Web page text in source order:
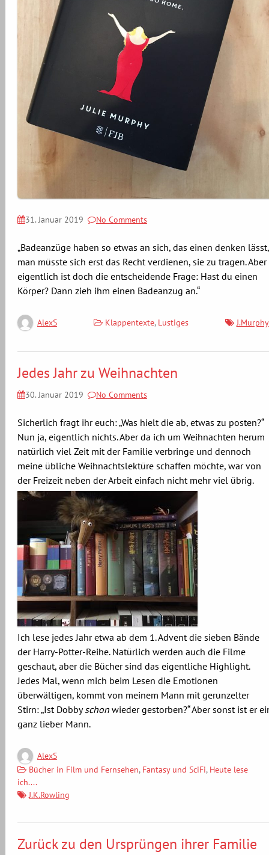
31. Januar 2019 No Comments
„Badeanzüge haben so etwas an sich, das einen denken lässt,
man müsste sich erst das Recht verdienen, sie zu tragen. Aber
eigentlich ist doch die entscheidende Frage: Hast du einen
Körper? Dann zieh ihm einen Badeanzug an.“
AlexS Klappentexte, Lustiges J.Murphy
Jedes Jahr zu Weihnachten
30. Januar 2019 No Comments
Sicherlich fragt ihr euch: „Was hielt die ab, etwas zu posten?“
Nun ja, eigentlich nichts. Aber da ich um Weihnachten herum
natürlich viel Zeit mit der Familie verbringe und dennoch
meine übliche Weihnachtslektüre schaffen möchte, war von
der Freizeit neben der Arbeit einfach nicht mehr viel übrig.
Ich lese jedes Jahr etwa ab dem 1. Advent die sieben Bände
der Harry-Potter-Reihe. Natürlich werden auch die Filme
geschaut, aber die Bücher sind das eigentliche Highlight.
Jedes Mal, wenn mich beim Lesen die Emotionen
überwältigen, kommt von meinem Mann mit gerunzelter
Stirn: „Ist Dobbyschonwieder gestorben?“ Aber sonst ist er
ganz lieber Mann.
AlexS
Bücher in Film und Fernsehen, Fantasy und SciFi, Heute lese
ich....
J.K.Rowling
Zurück zu den Ursprüngen ihrer Familie